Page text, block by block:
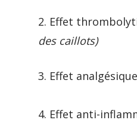
2. Effet
des caillots)
3. Effet analgésique
4. Effet anti-